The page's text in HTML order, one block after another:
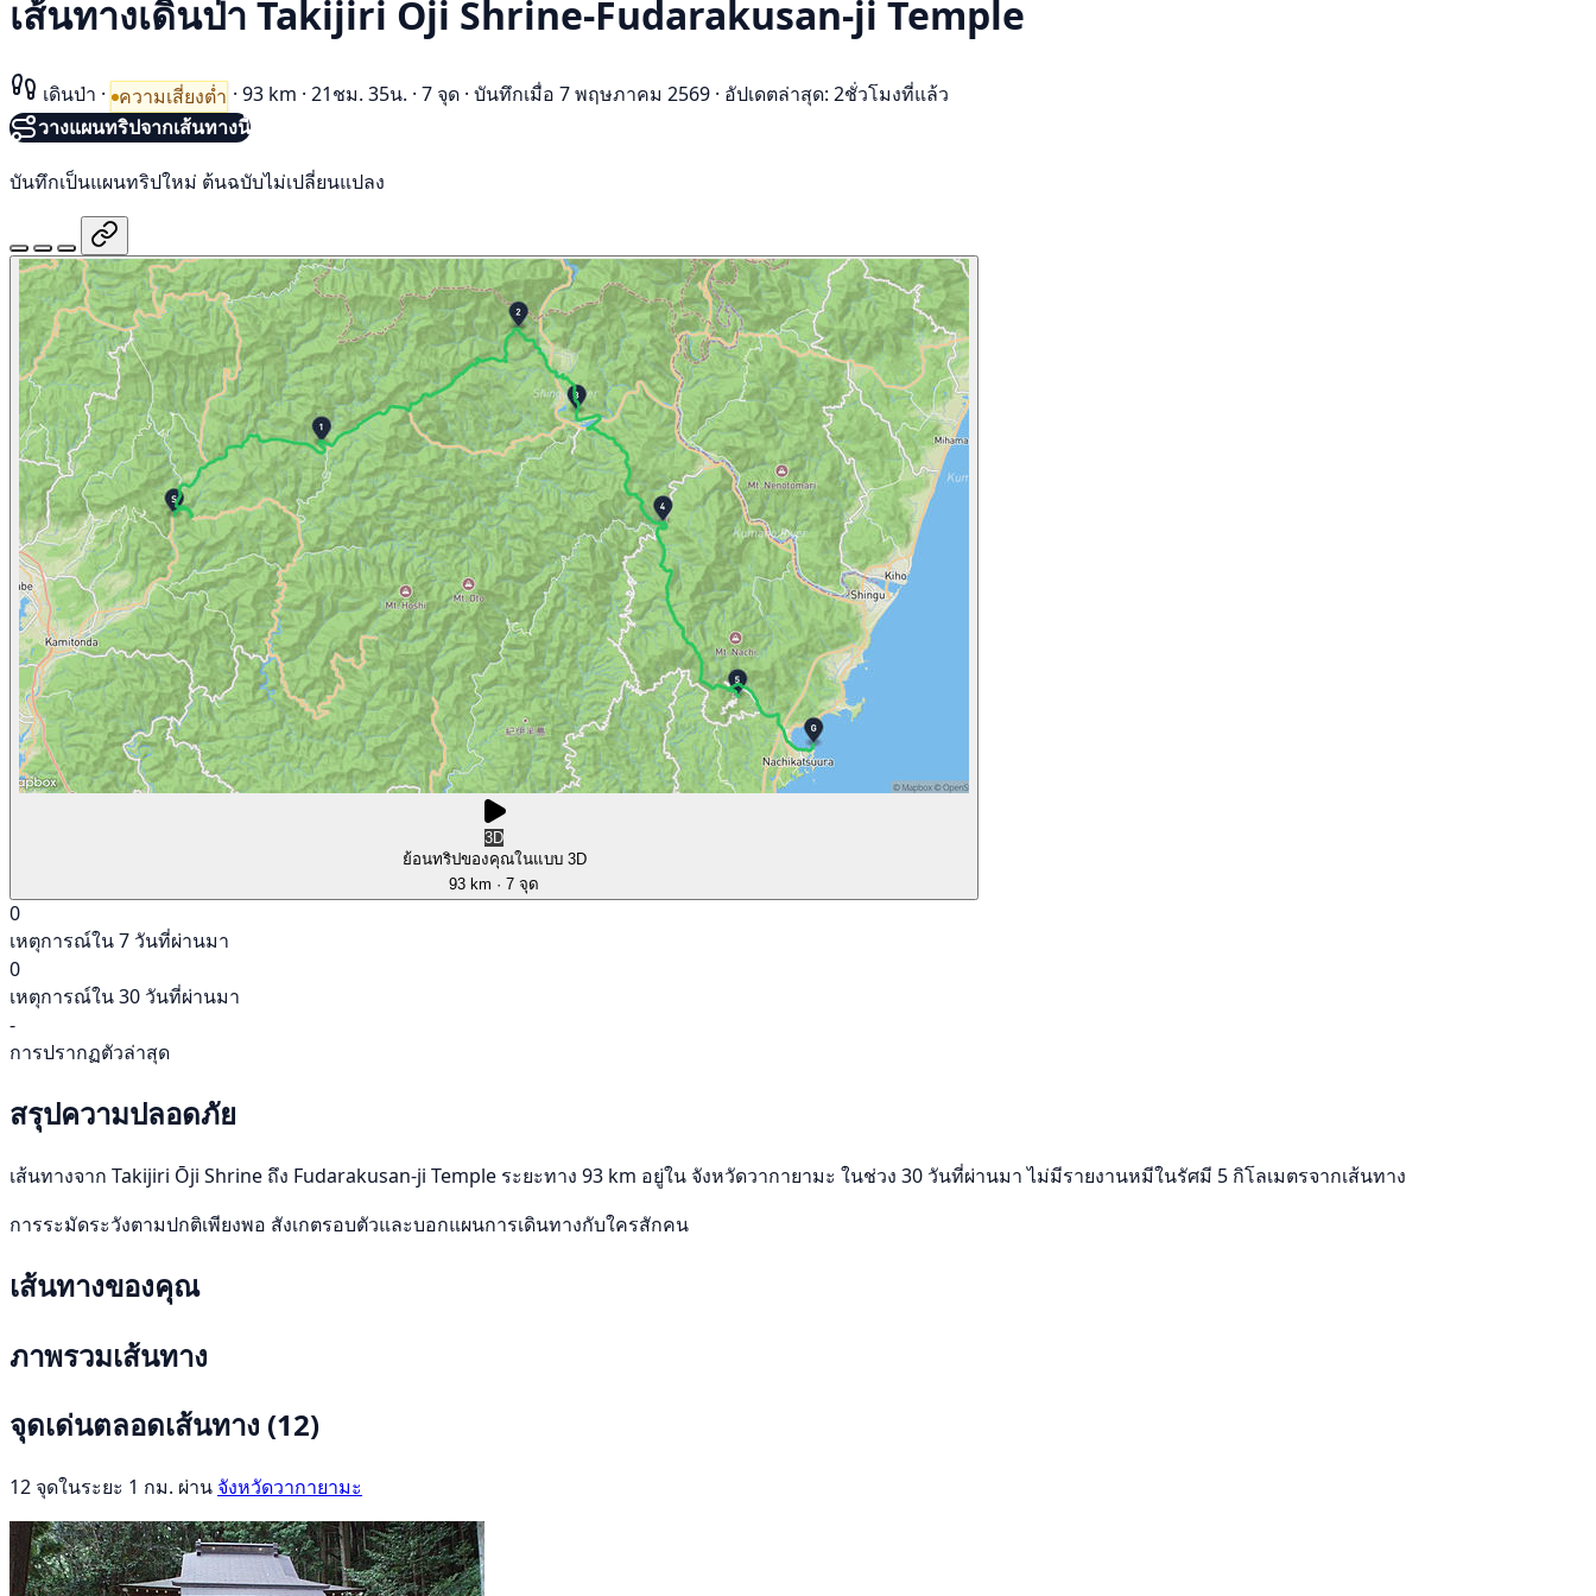
เส้นทางเดินป่า Takijiri Ōji Shrine-Fudarakusan-ji Temple
เดินป่า · ความเสี่ยงต่ำ · 93 km · 21ชม. 35น. · 7 จุด · บันทึกเมื่อ 7 พฤษภาคม 2569 · อัปเดตล่าสุด: 2ชั่วโมงที่แล้ว
วางแผนทริปจากเส้นทางนี้
บันทึกเป็นแผนทริปใหม่ ต้นฉบับไม่เปลี่ยนแปลง
3D
ย้อนทริปของคุณในแบบ 3D
93 km · 7 จุด
0
เหตุการณ์ใน 7 วันที่ผ่านมา
0
เหตุการณ์ใน 30 วันที่ผ่านมา
-
การปรากฏตัวล่าสุด
สรุปความปลอดภัย
เส้นทางจาก Takijiri Ōji Shrine ถึง Fudarakusan-ji Temple ระยะทาง 93 km อยู่ใน จังหวัดวากายามะ ในช่วง 30 วันที่ผ่านมา ไม่มีรายงานหมีในรัศมี 5 กิโลเมตรจากเส้นทาง
การระมัดระวังตามปกติเพียงพอ สังเกตรอบตัวและบอกแผนการเดินทางกับใครสักคน
เส้นทางของคุณ
ภาพรวมเส้นทาง
จุดเด่นตลอดเส้นทาง (12)
12 จุดในระยะ 1 กม. ผ่าน จังหวัดวากายามะ